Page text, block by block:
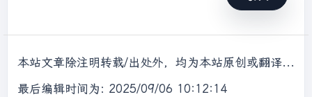
本站文章除注明转载/出处外，均为本站原创或翻译，转载前请务必署名，转载请标明出处。
最后编辑时间为: 2025/09/06 10:12:14